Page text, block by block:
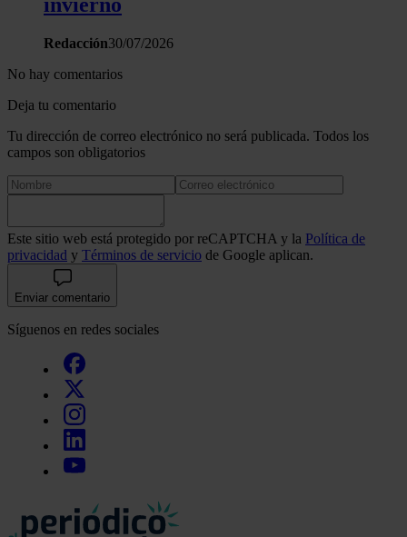
invierno
Redacción30/07/2026
No hay comentarios
Deja tu comentario
Tu dirección de correo electrónico no será publicada. Todos los
campos son obligatorios
Este sitio web está protegido por reCAPTCHA y la Política de
privacidad y Términos de servicio de Google aplican.
Enviar comentario
Síguenos en redes sociales